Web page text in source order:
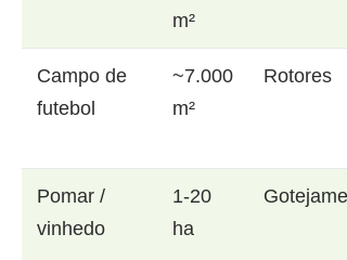
m²
Campo de
futebol
~7.000
m²
Rotores
Pomar /
vinhedo
1-20
ha